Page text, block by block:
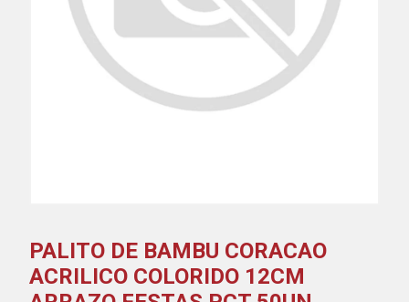
PALITO DE BAMBU CORACAO
ACRILICO COLORIDO 12CM